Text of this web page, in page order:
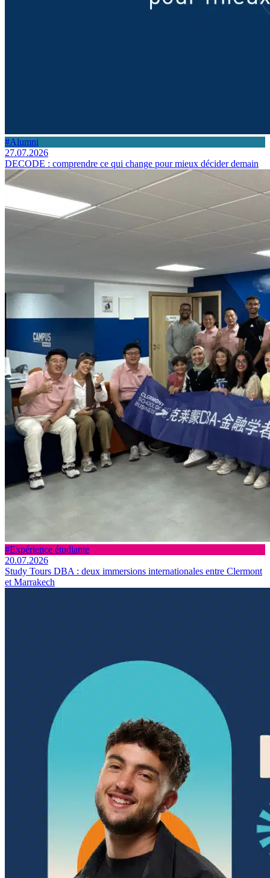
#Alumni
27.07.2026
DECODE : comprendre ce qui change pour mieux décider demain
#Expérience étudiante
20.07.2026
Study Tours DBA : deux immersions internationales entre Clermont
et Marrakech